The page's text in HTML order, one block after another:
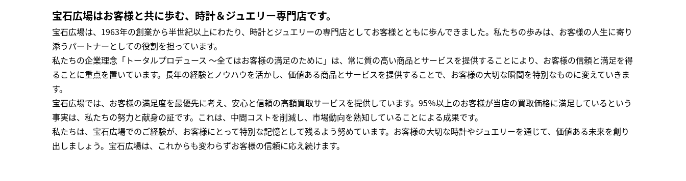
宝石広場はお客様と共に歩む、時計＆ジュエリー専門店です。
宝石広場は、1963年の創業から半世紀以上にわたり、時計とジュエリーの専門店としてお客様とともに歩んできました。私たちの歩みは、お客様の人生に寄り
添うパートナーとしての役割を担っています。
私たちの企業理念「トータルプロデュース ～全てはお客様の満足のために」は、常に質の高い商品とサービスを提供することにより、お客様の信頼と満足を得
ることに重点を置いています。長年の経験とノウハウを活かし、価値ある商品とサービスを提供することで、お客様の大切な瞬間を特別なものに変えていきま
す。
宝石広場では、お客様の満足度を最優先に考え、安心と信頼の高額買取サービスを提供しています。95％以上のお客様が当店の買取価格に満足しているという
事実は、私たちの努力と献身の証です。これは、中間コストを削減し、市場動向を熟知していることによる成果です。
私たちは、宝石広場でのご経験が、お客様にとって特別な記憶として残るよう努めています。お客様の大切な時計やジュエリーを通じて、価値ある未来を創り
出しましょう。宝石広場は、これからも変わらずお客様の信頼に応え続けます。